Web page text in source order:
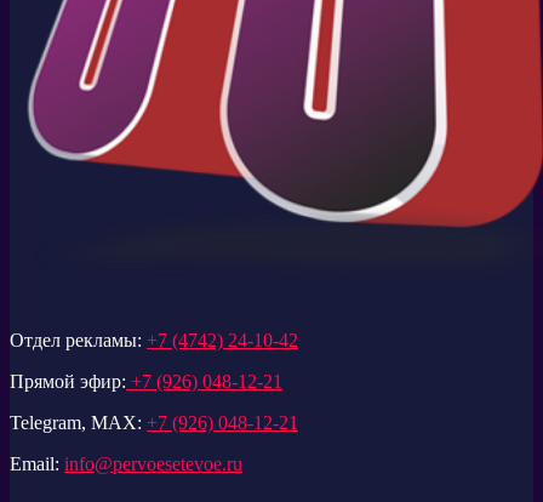
Отдел рекламы: +7 (4742) 24-10-42
Прямой эфир: +7 (926) 048-12-21
Telegram, MAX: +7 (926) 048-12-21
Email: info@pervoesetevoe.ru